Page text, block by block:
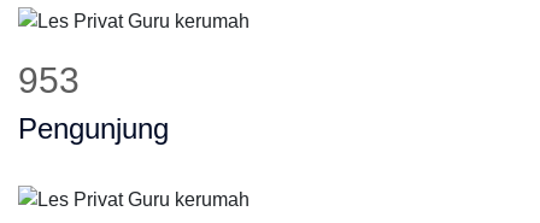
953
Pengunjung